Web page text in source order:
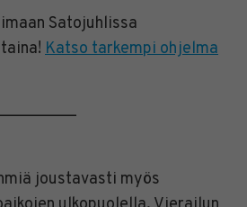
Satojuhlissa
Katso tarkempi ohjelma
joustavasti myös